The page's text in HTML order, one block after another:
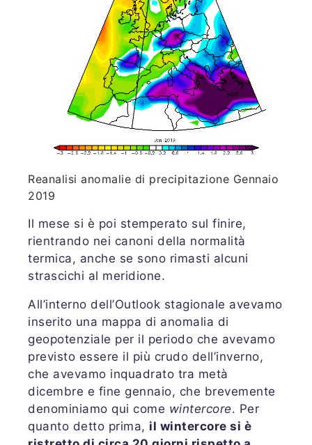
Reanalisi anomalie di precipitazione Gennaio
2019
Il mese si è poi stemperato sul finire,
rientrando nei canoni della normalità
termica, anche se sono rimasti alcuni
strascichi al meridione.
All’interno dell’Outlook stagionale avevamo
inserito una mappa di anomalia di
geopotenziale per il periodo che avevamo
previsto essere il più crudo dell’inverno,
che avevamo inquadrato tra metà
dicembre e fine gennaio, che brevemente
denominiamo qui come wintercore. Per
quanto detto prima, il wintercore si è